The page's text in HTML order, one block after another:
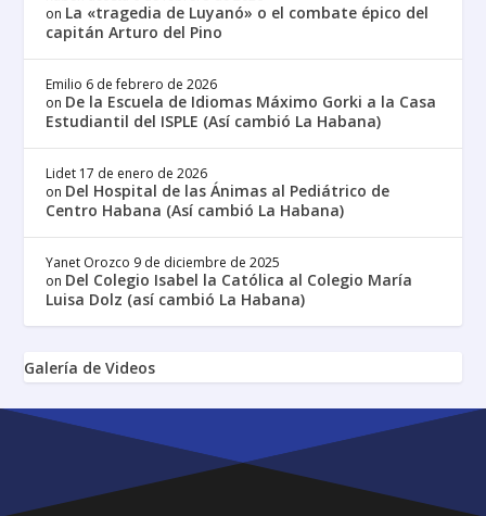
on La «tragedia de Luyanó» o el combate épico del
capitán Arturo del Pino
Emilio 6 de febrero de 2026
on De la Escuela de Idiomas Máximo Gorki a la Casa
Estudiantil del ISPLE (Así cambió La Habana)
Lidet 17 de enero de 2026
on Del Hospital de las Ánimas al Pediátrico de
Centro Habana (Así cambió La Habana)
Yanet Orozco 9 de diciembre de 2025
on Del Colegio Isabel la Católica al Colegio María
Luisa Dolz (así cambió La Habana)
Galería de Videos